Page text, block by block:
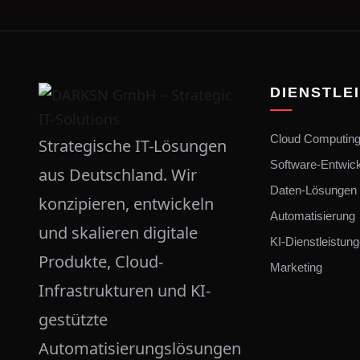
Strategische IT-Lösungen
aus Deutschland. Wir
konzipieren, entwickeln
und skalieren digitale
Produkte, Cloud-
Infrastrukturen und KI-
gestützte
Automatisierungslösungen
Cloud Computing
Software-
Daten-Lösungen
Automatisierung
KI-
Marketing